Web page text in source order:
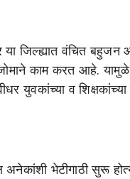
जिल्ह्यात वंचित बहुजन
काम करत आहे. यामुळे
युवकांच्या व
भेटीगाठी सुरू